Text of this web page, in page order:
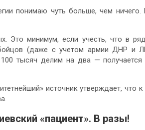
понимаю чуть больше, чем ничего.
Это минимум, если учесть, что в
(даже с учетом армии ДНР и
тысяч делим на два — получается
источник утверждает, что к
«пациент». В разы!